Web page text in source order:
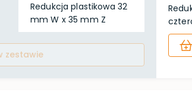
Redukcja plastikowa 32
mm W x 35 mm Z
zestawie